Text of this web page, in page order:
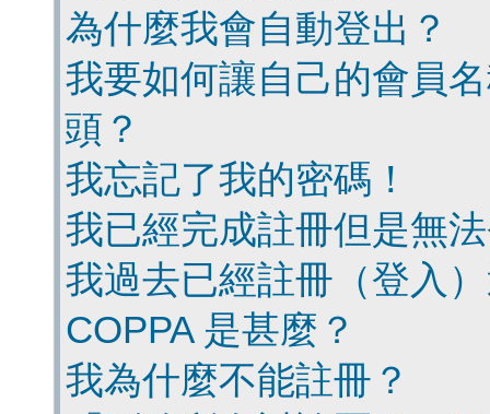
為什麼我會自動登出？
我要如何讓自己的會員
頭？
我忘記了我的密碼！
我已經完成註冊但是無
我過去已經註冊（登入
COPPA 是甚麼？
我為什麼不能註冊？